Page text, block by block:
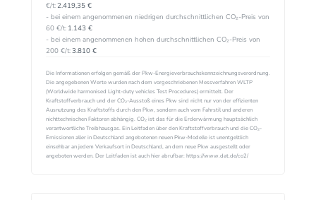
€/t: 2.419,35 €
- bei einem angenommenen niedrigen durchschnittlichen CO₂-Preis von
60 €/t: 1.143 €
- bei einem angenommenen hohen durchschnittlichen CO₂-Preis von
200 €/t:3.810 €
Die Informationen erfolgen gemäß der Pkw-Energieverbrauchskennzeichnungsverordnung.
Die angegebenen Werte wurden nach dem vorgeschriebenen Messverfahren WLTP
(Worldwide harmonised Light-duty vehicles Test Procedures) ermittelt. Der
Kraftstoffverbrauch und der CO₂-Ausstoß eines Pkw sind nicht nur von der effizienten
Ausnutzung des Kraftstoffs durch den Pkw, sondern auch vom Fahrstil und anderen
nichttechnischen Faktoren abhängig. CO₂ ist das für die Erderwärmung hauptsächlich
verantwortliche Treibhausgas. Ein Leitfaden über den Kraftstoffverbrauch und die CO₂-
Emissionen aller in Deutschland angebotenen neuen Pkw-Modelle ist unentgeltlich
einsehbar an jedem Verkaufsort in Deutschland, an dem neue Pkw ausgestellt oder
angeboten werden. Der Leitfaden ist auch hier abrufbar: https://www.dat.de/co2/